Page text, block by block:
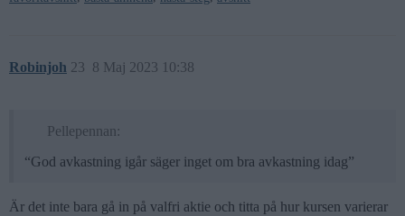
Robinjoh 8 Maj 2023 10:38
23
Pellepennan:
“God avkastning igår säger inget om bra avkastning idag”
Är det inte bara gå in på valfri aktie och titta på hur kursen varierar